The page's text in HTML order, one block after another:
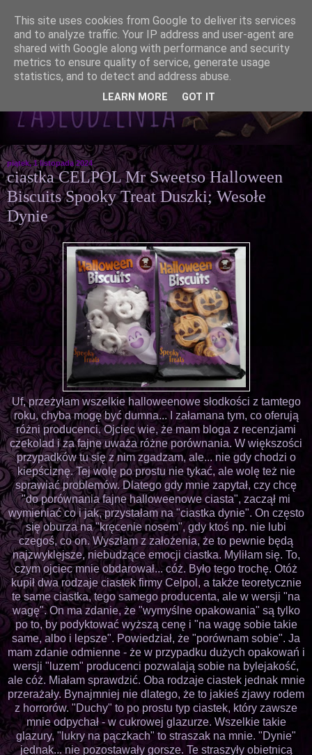
piątek, 1 listopada 2024
ciastka CELPOL Mr Sweetso Halloween
Biscuits Spooky Treat Duszki; Wesołe
Dynie
Uf, przeżyłam wszelkie halloweenowe słodkości z tamtego
roku, chyba mogę być dumna... I załamana tym, co oferują
różni producenci. Ojciec wie, że mam bloga z recenzjami
czekolad i za fajne uważa różne porównania. W większości
przypadków tu się z nim zgadzam, ale... nie gdy chodzi o
kiepściznę. Tej wolę po prostu nie tykać, ale wolę też nie
sprawiać problemów. Dlatego gdy mnie zapytał, czy chcę
"do porównania fajne halloweenowe ciasta", zaczął mi
wymieniać co i jak, przystałam na "ciastka dynie". On często
się oburza na "kręcenie nosem", gdy ktoś np. nie lubi
czegoś, co on. Wyszłam z założenia, że to pewnie będą
najzwyklejsze, niebudzące emocji ciastka. Myliłam się. To,
czym ojciec mnie obdarował... cóż. Było tego trochę. Otóż
kupił dwa rodzaje ciastek firmy Celpol, a także teoretycznie
te same ciastka, tego samego producenta, ale w wersji "na
wagę". On ma zdanie, że "wymyślne opakowania" są tylko
po to, by podyktować wyższą cenę i "na wagę sobie takie
same, albo i lepsze". Powiedział, że "porównam sobie". Ja
mam zdanie odmienne - że w przypadku dużych opakowań i
wersji "luzem" producenci pozwalają sobie na bylejakość,
ale cóż. Miałam sprawdzić. Oba rodzaje ciastek jednak mnie
przerażały. Bynajmniej nie dlatego, że to jakieś zjawy rodem
z horrorów. "Duchy" to po prostu typ ciastek, który zawsze
mnie odpychał - w cukrowej glazurze. Wszelkie takie
glazury, "lukry na pączkach" to straszak na mnie. "Dynie"
jednak... nie pozostawały gorsze. Te straszyły obietnicą
This site uses cookies from Google to deliver its services
and to analyze traffic. Your IP address and user-agent are
shared with Google along with performance and security
metrics to ensure quality of service, generate usage
statistics, and to detect and address abuse.
LEARN MORE GOT IT